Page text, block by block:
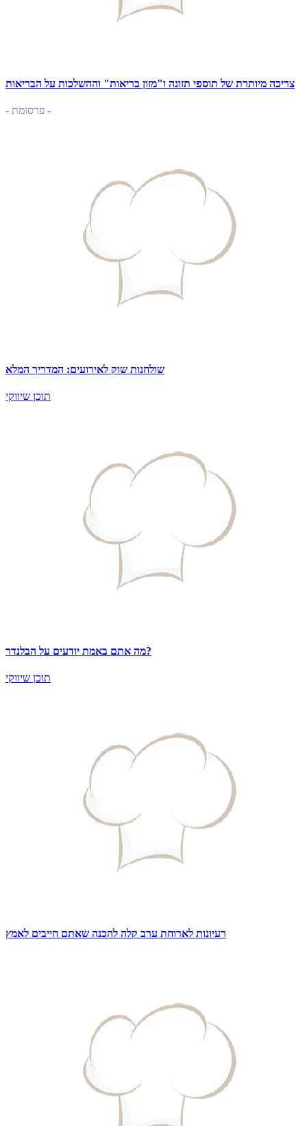
צריכה מיותרת של תוספי תזונה ו"מזון בריאות" וההשלכות על הבריאות
- פרסומת -
שולחנות שוק לאירועים: המדריך המלא
תוכן שיווקי
מה אתם באמת יודעים על הבלנדר?
תוכן שיווקי
רעיונות לארוחת ערב קלה להכנה שאתם חייבים לאמץ